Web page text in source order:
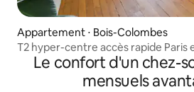
Appartement ⋅ Bois-Colombes
T2 hyper-centre accès rapide Paris
Le confort d'un chez-
mensuels